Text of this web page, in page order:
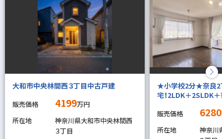
大和市中央林間西３丁目中古戸建
販売価格 4199万円
所在地
神奈川県大和市中央林間西
３丁目
★小学校2分★奈良2
宅！2LDK＋2SLDK
販売価格 6280
所在地
神奈川